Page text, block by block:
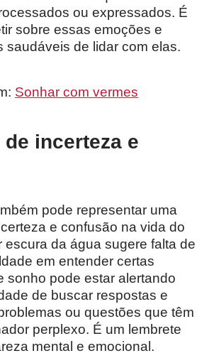
ou expressados. É
sobre essas emoções e
saudáveis de lidar com elas.
Sonhar com vermes
incerteza e
pode representar uma
e confusão na vida do
escura da água sugere falta de
em entender certas
sonho pode estar alertando
de buscar respostas e
ou questões que têm
perplexo. É um lembrete
mental e emocional.